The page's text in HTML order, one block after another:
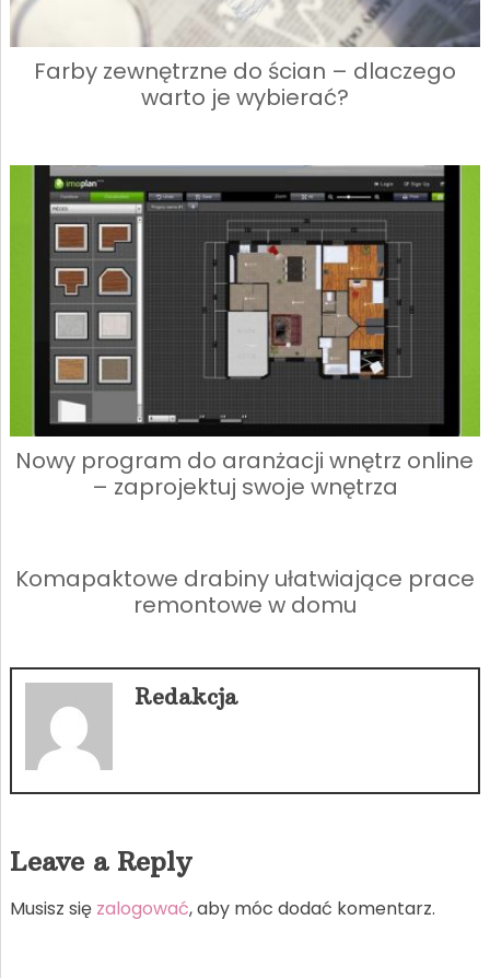
Farby zewnętrzne do ścian – dlaczego
warto je wybierać?
Nowy program do aranżacji wnętrz online
– zaprojektuj swoje wnętrza
Komapaktowe drabiny ułatwiające prace
remontowe w domu
Redakcja
Leave a Reply
Musisz się zalogować, aby móc dodać komentarz.